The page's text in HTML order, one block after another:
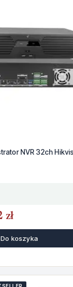
NVR 32ch
zł
Do koszyka